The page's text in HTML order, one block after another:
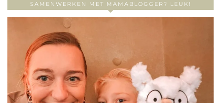
SAMENWERKEN MET MAMABLOGGER? LEUK!